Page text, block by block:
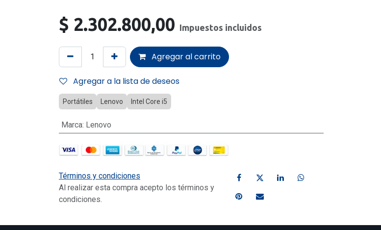
$ 2.302.800,00 Impuestos incluidos
Agregar al carrito
Agregar a la lista de deseos
Portátiles Lenovo Intel Core i5
Marca: Lenovo
Términos y condiciones
Al realizar esta compra acepto los términos y
condiciones.